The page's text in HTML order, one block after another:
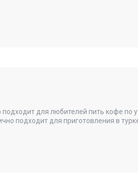
для любителей пить кофе по
подходит для приготовления в